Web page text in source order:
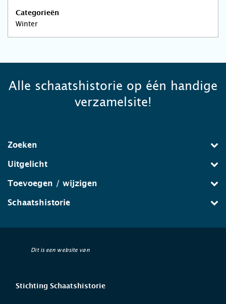
Categorieën
Winter
Alle schaatshistorie op één handige
verzamelsite!
Zoeken
Uitgelicht
Toevoegen / wijzigen
Schaatshistorie
Dit is een website van
Stichting Schaatshistorie